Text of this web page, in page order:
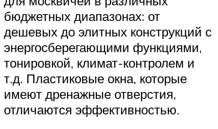
бюджетных диапазонах: от
дешевых до элитных конструкций с
энергосберегающими функциями,
тонировкой, климат-контролем и
т.д. Пластиковые окна, которые
имеют дренажные отверстия,
отличаются эффективностью.